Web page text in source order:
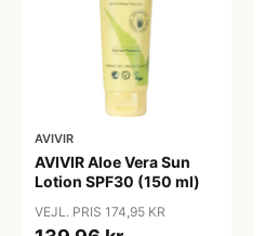
AVIVIR
AVIVIR Aloe Vera Sun
Lotion SPF30 (150 ml)
VEJL. PRIS 174,95 KR